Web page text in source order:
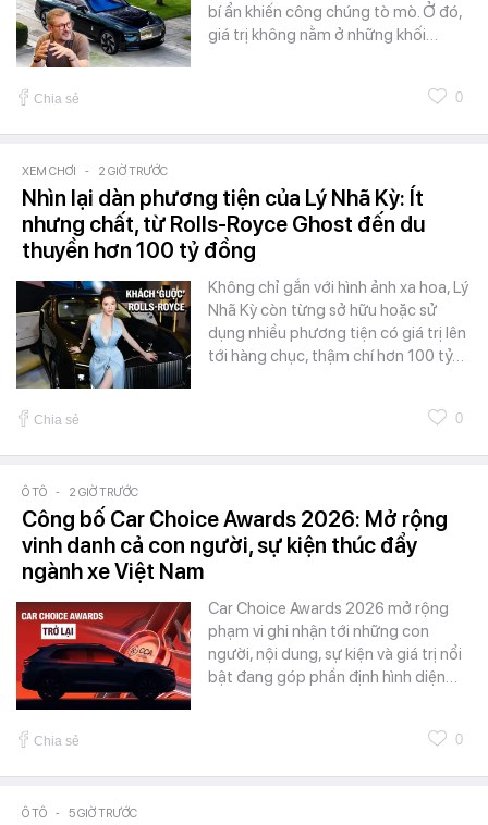
bí ẩn khiến công chúng tò mò. Ở đó,
giá trị không nằm ở những khối…
Chia sẻ 0
XEM CHƠI - 2 GIỜ TRƯỚC
Nhìn lại dàn phương tiện của Lý Nhã Kỳ: Ít
nhưng chất, từ Rolls-Royce Ghost đến du
thuyền hơn 100 tỷ đồng
Không chỉ gắn với hình ảnh xa hoa, Lý
Nhã Kỳ còn từng sở hữu hoặc sử
dụng nhiều phương tiện có giá trị lên
tới hàng chục, thậm chí hơn 100 tỷ…
Chia sẻ 0
Ô TÔ - 2 GIỜ TRƯỚC
Công bố Car Choice Awards 2026: Mở rộng
vinh danh cả con người, sự kiện thúc đẩy
ngành xe Việt Nam
Car Choice Awards 2026 mở rộng
phạm vi ghi nhận tới những con
người, nội dung, sự kiện và giá trị nổi
bật đang góp phần định hình diện…
Chia sẻ 0
Ô TÔ - 5 GIỜ TRƯỚC